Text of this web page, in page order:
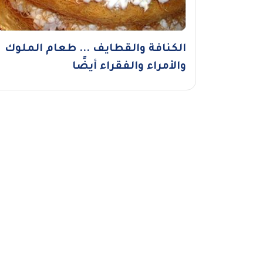
الكنافة والقطايف ... طعام الملوك
والأمراء والفقراء أيضًا